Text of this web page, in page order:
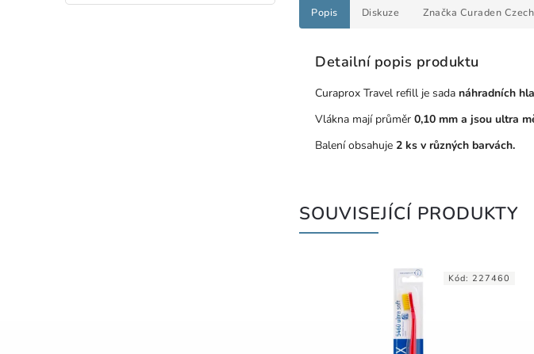
Popis Diskuze Značka Curaden
Detailní popis produktu
Curaprox Travel refill je sada náhradních
Vlákna mají průměr 0,10 mm a jsou ultra
Balení obsahuje 2 ks v různých barvách.
SOUVISEJÍCÍ PRODUKTY
Kód: 227460